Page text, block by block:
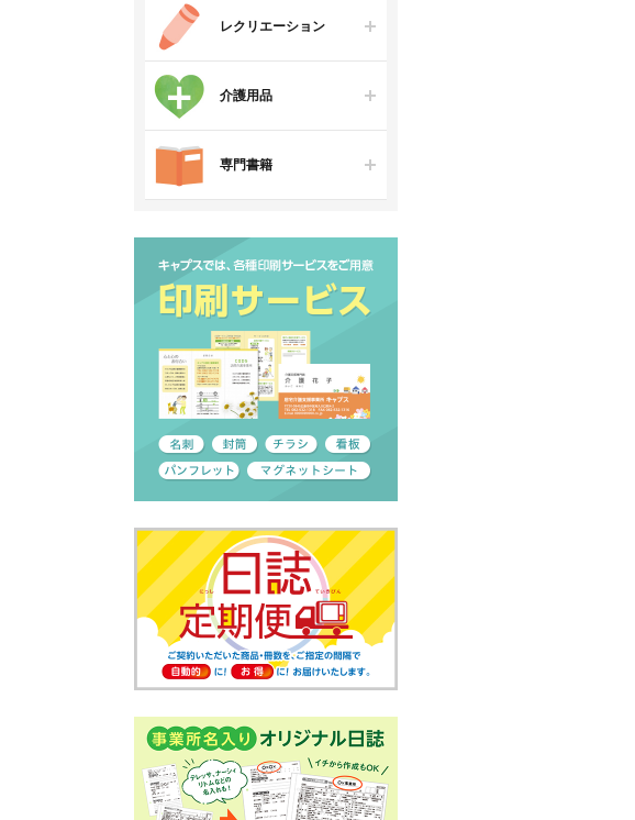
レクリエーション
介護用品
専門書籍